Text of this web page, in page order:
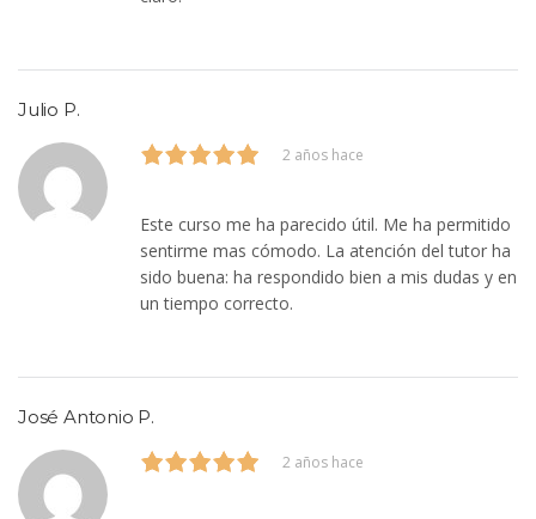
Julio P.
2 años hace
Este curso me ha parecido útil. Me ha permitido
sentirme mas cómodo. La atención del tutor ha
sido buena: ha respondido bien a mis dudas y en
un tiempo correcto.
José Antonio P.
2 años hace